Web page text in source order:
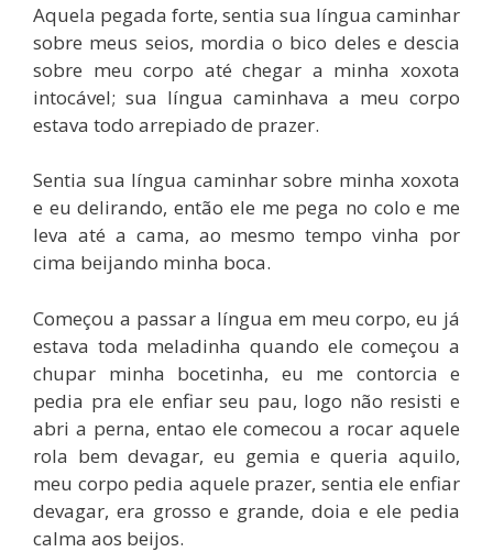
Aquela pegada forte, sentia sua língua caminhar
sobre meus seios, mordia o bico deles e descia
sobre meu corpo até chegar a minha xoxota
intocável; sua língua caminhava a meu corpo
estava todo arrepiado de prazer.
Sentia sua língua caminhar sobre minha xoxota
e eu delirando, então ele me pega no colo e me
leva até a cama, ao mesmo tempo vinha por
cima beijando minha boca.
Começou a passar a língua em meu corpo, eu já
estava toda meladinha quando ele começou a
chupar minha bocetinha, eu me contorcia e
pedia pra ele enfiar seu pau, logo não resisti e
abri a perna, entao ele comecou a rocar aquele
rola bem devagar, eu gemia e queria aquilo,
meu corpo pedia aquele prazer, sentia ele enfiar
devagar, era grosso e grande, doia e ele pedia
calma aos beijos.